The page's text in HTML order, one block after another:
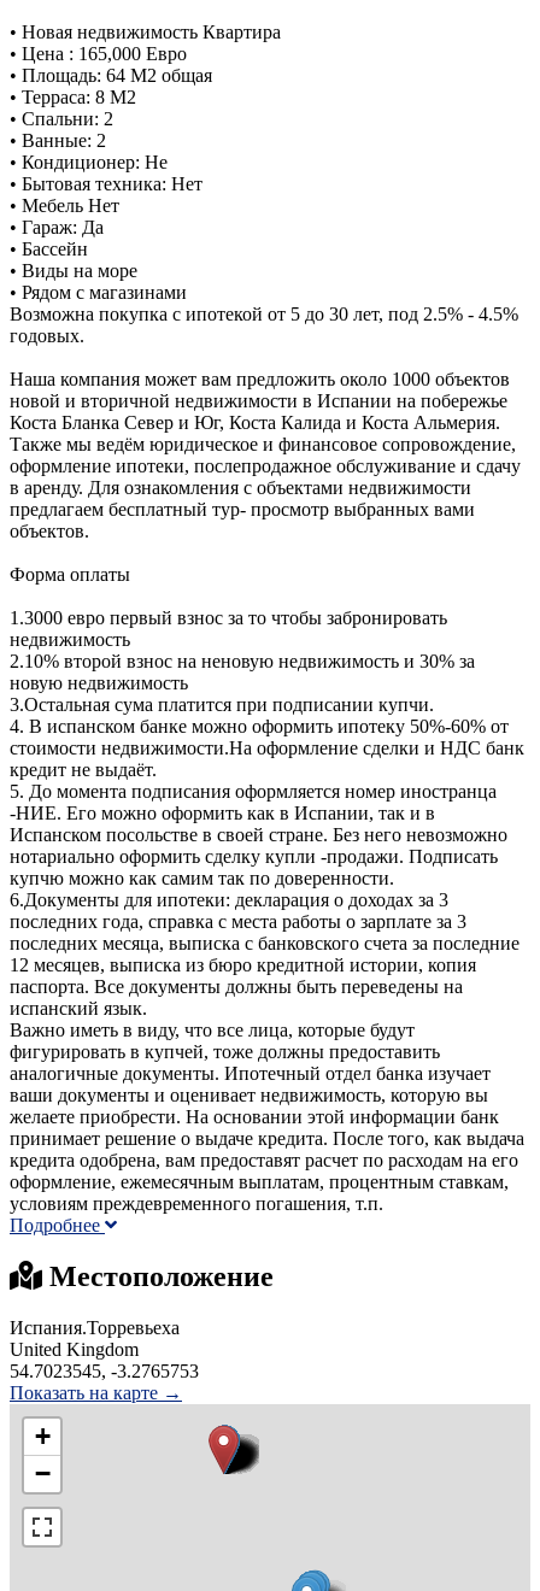
• Новая недвижимость Квартира
• Цена : 165,000 Евро
• Площадь: 64 M2 общая
• Терраса: 8 M2
• Спальни: 2
• Ванные: 2
• Кондиционер: Не
• Бытовая техника: Нет
• Мебель Нет
• Гараж: Да
• Бассейн
• Виды на море
• Рядом с магазинами
Возможна покупка с ипотекой от 5 до 30 лет, под 2.5% - 4.5%
годовых.
Наша компания может вам предложить около 1000 объектов
новой и вторичной недвижимости в Испании на побережье
Коста Бланка Север и Юг, Коста Калида и Коста Альмерия.
Также мы ведём юридическое и финансовое сопровождение,
оформление ипотеки, послепродажное обслуживание и сдачу
в аренду. Для ознакомления с объектами недвижимости
предлагаем бесплатный тур- просмотр выбранных вами
объектов.
Форма оплаты
1.3000 евро первый взнос за то чтобы забронировать
недвижимость
2.10% второй взнос на неновую недвижимость и 30% за
новую недвижимость
3.Остальная сума платится при подписании купчи.
4. В испанском банке можно оформить ипотеку 50%-60% от
стоимости недвижимости.На оформление сделки и НДС банк
кредит не выдаёт.
5. До момента подписания оформляется номер иностранца
-НИЕ. Его можно оформить как в Испании, так и в
Испанском посольстве в своей стране. Без него невозможно
нотариально оформить сделку купли -продажи. Подписать
купчю можно как самим так по доверенности.
6.Документы для ипотеки: декларация о доходах за 3
последних года, справка с места работы о зарплате за 3
последних месяца, выписка с банковского счета за последние
12 месяцев, выписка из бюро кредитной истории, копия
паспорта. Все документы должны быть переведены на
испанский язык.
Важно иметь в виду, что все лица, которые будут
фигурировать в купчей, тоже должны предоставить
аналогичные документы. Ипотечный отдел банка изучает
ваши документы и оценивает недвижимость, которую вы
желаете приобрести. На основании этой информации банк
принимает решение о выдаче кредита. После того, как выдача
кредита одобрена, вам предоставят расчет по расходам на его
оформление, ежемесячным выплатам, процентным ставкам,
условиям преждевременного погашения, т.п.
Подробнее
Местоположение
Испания.Торревьеха
United Kingdom
54.7023545, -3.2765753
Показать на карте →
+
−